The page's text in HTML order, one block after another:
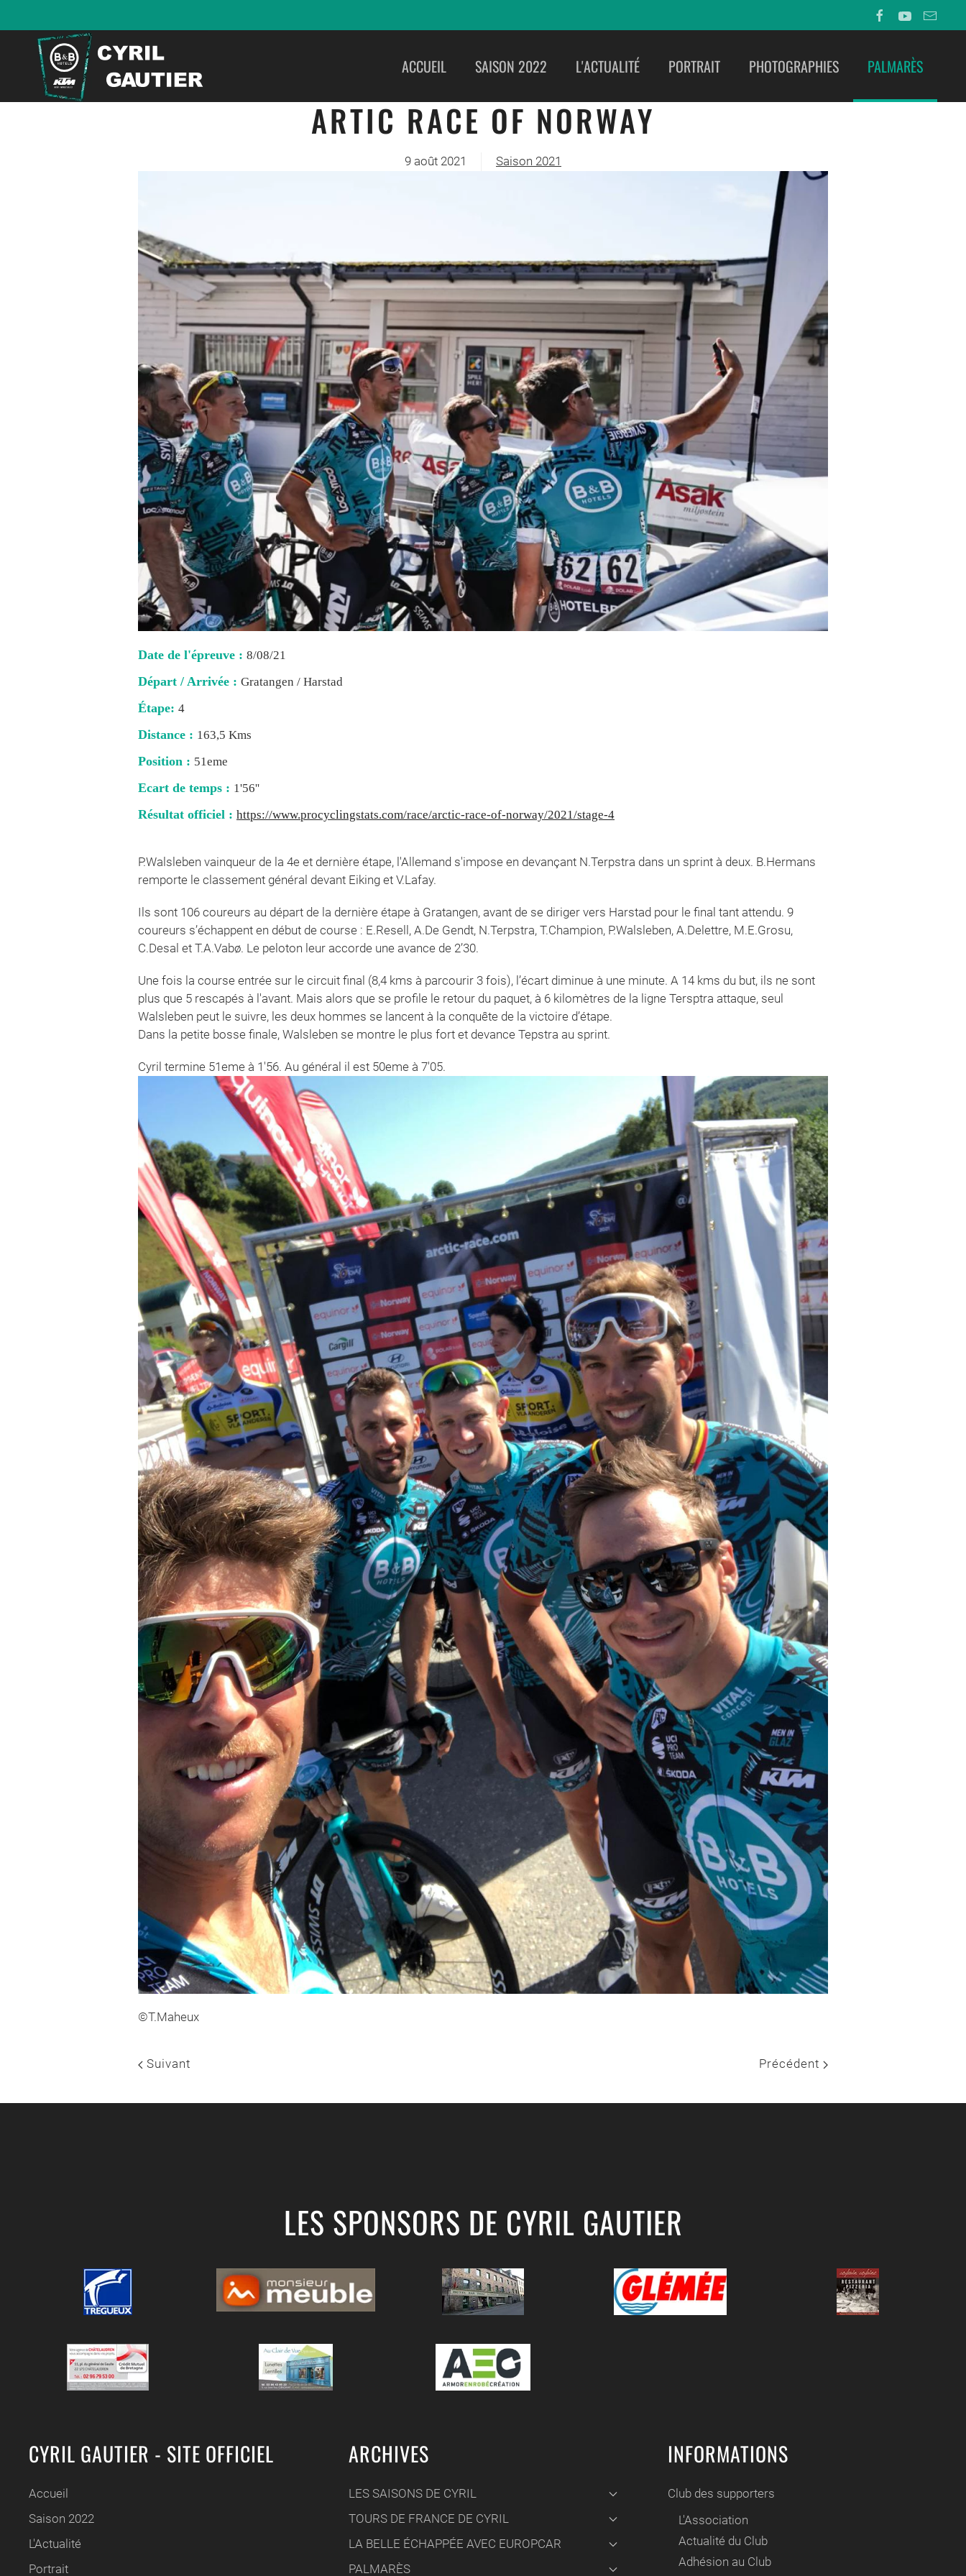
ACCUEIL SAISON 2022 L'ACTUALITÉ PORTRAIT PHOTOGRAPHIES PALMARÈS
ARTIC RACE OF NORWAY
9 août 2021 Saison 2021
Date de l'épreuve : 8/08/21
Départ / Arrivée : Gratangen / Harstad
Étape: 4
Distance : 163,5 Kms
Position : 51eme
Ecart de temps : 1'56''
Résultat officiel : https://www.procyclingstats.com/race/arctic-race-of-norway/2021/stage-4
P.Walsleben vainqueur de la 4e et dernière étape, l'Allemand s'impose en devançant N.Terpstra dans un sprint à deux. B.Hermans
remporte le classement général devant Eiking et V.Lafay.
Ils sont 106 coureurs au départ de la dernière étape à Gratangen, avant de se diriger vers Harstad pour le final tant attendu. 9
coureurs s’échappent en début de course : E.Resell, A.De Gendt, N.Terpstra, T.Champion, P.Walsleben, A.Delettre, M.E.Grosu,
C.Desal et T.A.Vabø. Le peloton leur accorde une avance de 2’30.
Une fois la course entrée sur le circuit final (8,4 kms à parcourir 3 fois), l’écart diminue à une minute. A 14 kms du but, ils ne sont
plus que 5 rescapés à l'avant. Mais alors que se profile le retour du paquet, à 6 kilomètres de la ligne Tersptra attaque, seul
Walsleben peut le suivre, les deux hommes se lancent à la conquête de la victoire d’étape.
Dans la petite bosse finale, Walsleben se montre le plus fort et devance Tepstra au sprint.
Cyril termine 51eme à 1'56. Au général il est 50eme à 7'05.
©T.Maheux
Suivant Précédent
LES SPONSORS DE CYRIL GAUTIER
CYRIL GAUTIER - SITE OFFICIEL
Accueil
Saison 2022
L'Actualité
Portrait
ARCHIVES
LES SAISONS DE CYRIL
TOURS DE FRANCE DE CYRIL
LA BELLE ÉCHAPPÉE AVEC EUROPCAR
PALMARÈS
INFORMATIONS
Club des supporters
L'Association
Actualité du Club
Adhésion au Club